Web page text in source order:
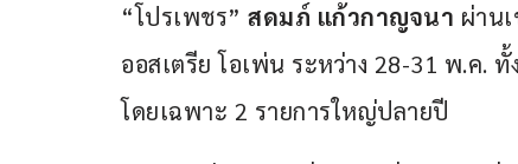
“โปรเพชร” สดมภ์ แก้วกาญจนา ผ่าน
ออสเตรีย โอเพ่น ระหว่าง 28-31 พ.ค. ทั้ง
โดยเฉพาะ 2 รายการใหญ่ปลายปี